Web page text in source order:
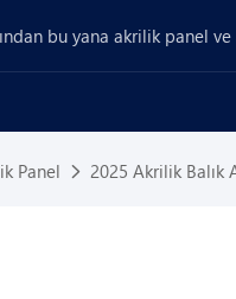
bu yana akrilik panel
Panel 2025 Akrilik Balık